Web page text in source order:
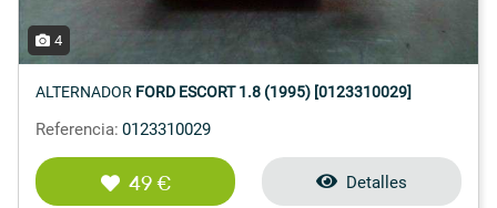
4
ALTERNADOR FORD ESCORT 1.8 (1995) [0123310029]
Referencia: 0123310029
49 € Detalles